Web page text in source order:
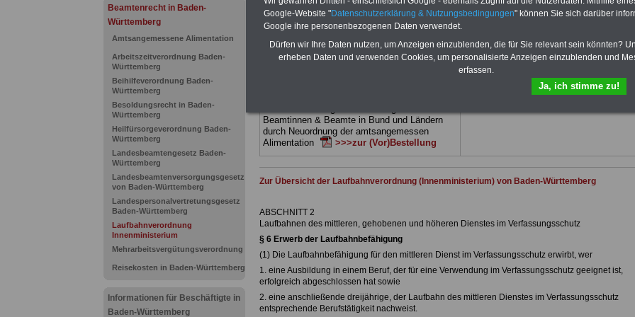
Beamtenrecht in Baden-
Württemberg
Amtsangemessene Alimentation
Arbeitszeitverordnung Baden-
Württemberg
Beihilfeverordnung Baden-
Württemberg
Besoldungsrecht in Baden-
Württemberg
Heilfürsorgeverordnung Baden-
Württemberg
Landesbeamtengesetz Baden-
Württemberg
Landesbeamtenversorgungsgesetz
von Baden-Württemberg
Landespersonalvertretungsgesetz
Baden-Württemberg
Laufbahnverordnung
Innenministerium
Mehrarbeitsvergütungsverordnung
Reisekosten in Baden-Württemberg
Informationen für Beschäftigte in
Baden-Württemberg
Ländern. Alle drei Ratgeber sind übersichtlich
gegliedert und erläutern auch komplizierte
Sachverhalte verständlich (auch für
Mitarbeiter des öffentlichen Dienstes in
Baden-Württemberggeeignet).
Beamtinnen & Beamte in Bund und Ländern
durch Neuordnung der amtsangemessen
Alimentation
>>>zur (Vor)Bestellung
herunterladen, auch für Beschäftigte des
LandesBaden-Württemberg geeignet:
Beamtenversor-gung, Beihilfe, Rund ums
Nebentätigkeitsrecht, Frauen im
Dienst. und Berufseinstieg im öffentlichen
Dienst. Man kann die eBooks
ausdrucken und lesen>>>mehr
Zur Übersicht der Laufbahnverordnung (Innenministerium) von Baden-Württemberg
ABSCHNITT 2
Laufbahnen des mittleren, gehobenen und höheren Dienstes im Verfassungsschutz
§ 6 Erwerb der Laufbahnbefähigung
(1) Die Laufbahnbefähigung für den mittleren Dienst im Verfassungsschutz erwirbt, wer
1. eine Ausbildung in einem Beruf, der für eine Verwendung im Verfassungsschutz geeignet ist,
erfolgreich abgeschlossen hat sowie
2. eine anschließende dreijährige, der Laufbahn des mittleren Dienstes im Verfassungsschutz
entsprechende Berufstätigkeit nachweist.
Google-Website "Datenschutzerklärung & Nutzungsbedingungen" können Sie sich darüber
Google ihre personenbezogenen Daten verwendet.
Dürfen wir Ihre Daten nutzen, um Anzeigen einzublenden, die für Sie relevant sein könnten?
erheben Daten und verwenden Cookies, um personalisierte Anzeigen einzublenden und
erfassen.
Ja, ich stimme zu!